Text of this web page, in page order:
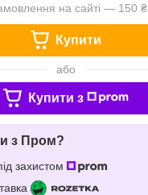
на сайті — 150 ₴
Купити
або
Купити з
з Пром?
захистом